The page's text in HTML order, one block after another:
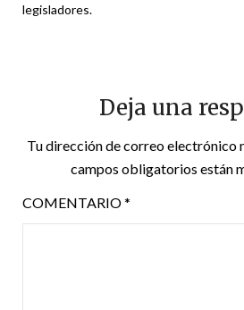
legisladores.
Deja una
Tu dirección de correo electrónico
campos obligatorios están
COMENTARIO*